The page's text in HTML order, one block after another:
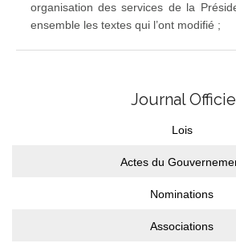
organisation des services de la
ensemble les textes qui l’ont modifié ;
Journal
Lois
Actes du
Nominations
Associations